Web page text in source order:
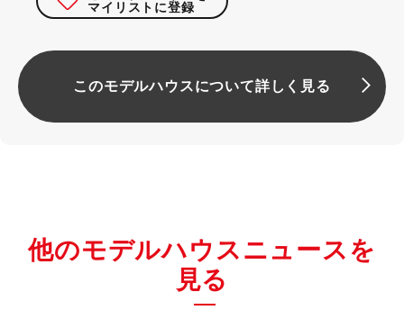
マイリストに登録
このモデルハウスについて詳しく見る
他のモデルハウスニュースを
見る